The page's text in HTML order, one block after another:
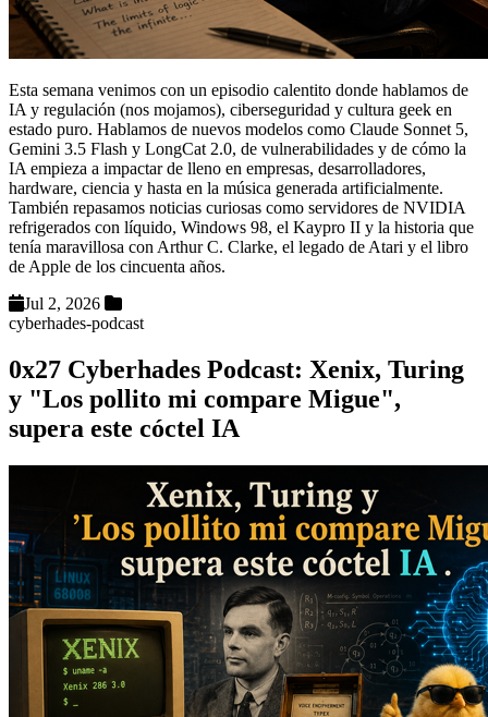
Esta semana venimos con un episodio calentito donde hablamos de
IA y regulación (nos mojamos), ciberseguridad y cultura geek en
estado puro. Hablamos de nuevos modelos como Claude Sonnet 5,
Gemini 3.5 Flash y LongCat 2.0, de vulnerabilidades y de cómo la
IA empieza a impactar de lleno en empresas, desarrolladores,
hardware, ciencia y hasta en la música generada artificialmente.
También repasamos noticias curiosas como servidores de NVIDIA
refrigerados con líquido, Windows 98, el Kaypro II y la historia que
tenía maravillosa con Arthur C. Clarke, el legado de Atari y el libro
de Apple de los cincuenta años.
Jul 2, 2026
cyberhades-podcast
0x27 Cyberhades Podcast: Xenix, Turing
y "Los pollito mi compare Migue",
supera este cóctel IA